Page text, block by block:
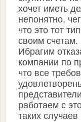
хочет иметь
непонятно,
что это тот
своим
Ибрагим
компании по
что все
работаем с
таких